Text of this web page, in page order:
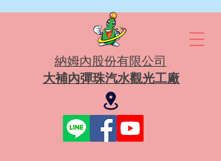
​納姆內股份有限公司
大補內彈珠汽水觀光工廠